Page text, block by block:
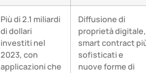
Più di 2.1 miliardi
di dollari
investiti nel
2023, con
applicazioni che
Diffusione di
proprietà digitale,
smart contract
sofisticati e
nuove forme di